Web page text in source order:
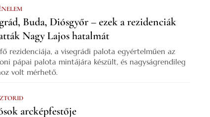
Buda, Diósgyőr – ezek a rezidenciák
Nagy Lajos hatalmát
fő rezidenciája, a visegrádi palota egyértelműen az
pápai palota mintájára készült, és nagyságrendileg
volt mérhető.
arcképfestője